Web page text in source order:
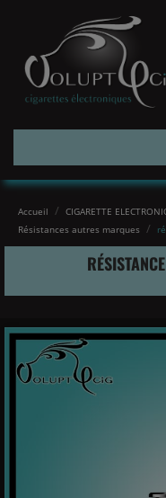
Accueil CIGARETTE
Résistances autres marques